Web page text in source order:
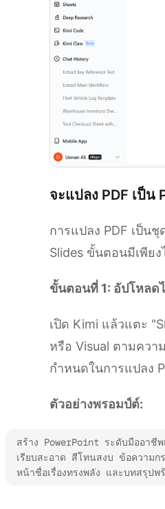
จะแปลง PDF เป็น
การแปลง PDF เป็น
Slides ขั้นตอนมีเพีย
ขั้นตอนที่ 1: อัปโหลด
เปิด Kimi แล้วแตะ
หรือ Visual ตามควา
กำหนดในการแปลง
ตัวอย่างพรอมป์ต์:
สร้าง PowerPoint ระดับมืออาชี
เรียบสะอาด สีโทนสงบ ข้อความ
หน้าชื่อเรื่องทรงพลัง และบทสรุปพ